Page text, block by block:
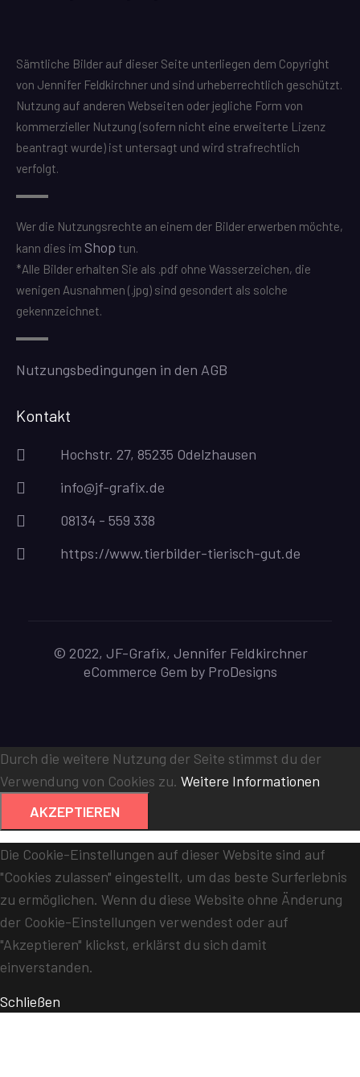
Sämtliche Bilder auf dieser Seite unterliegen dem Copyright
von Jennifer Feldkirchner und sind urheberrechtlich geschützt.
Nutzung auf anderen Webseiten oder jegliche Form von
kommerzieller Nutzung (sofern nicht eine erweiterte Lizenz
beantragt wurde) ist untersagt und wird strafrechtlich
verfolgt.
Wer die Nutzungsrechte an einem der Bilder erwerben möchte,
kann dies im Shop tun.
*Alle Bilder erhalten Sie als .pdf ohne Wasserzeichen, die
wenigen Ausnahmen (.jpg) sind gesondert als solche
gekennzeichnet.
Nutzungsbedingungen in den AGB
Kontakt
Hochstr. 27, 85235 Odelzhausen
info@jf-grafix.de
08134 - 559 338
https://www.tierbilder-tierisch-gut.de
© 2022, JF-Grafix, Jennifer Feldkirchner
eCommerce Gem by ProDesigns
Durch die weitere Nutzung der Seite stimmst du der
Verwendung von Cookies zu. Weitere Informationen
AKZEPTIEREN
Die Cookie-Einstellungen auf dieser Website sind auf
"Cookies zulassen" eingestellt, um das beste Surferlebnis
zu ermöglichen. Wenn du diese Website ohne Änderung
der Cookie-Einstellungen verwendest oder auf
"Akzeptieren" klickst, erklärst du sich damit
einverstanden.
Schließen